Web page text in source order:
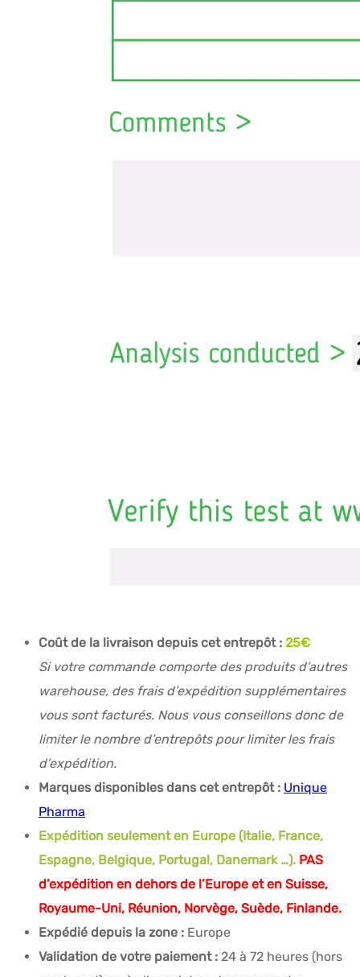
Coût de la livraison depuis cet entrepôt : 25€
Si votre commande comporte des produits d’autres
warehouse, des frais d’expédition supplémentaires
vous sont facturés. Nous vous conseillons donc de
limiter le nombre d’entrepôts pour limiter les frais
d’expédition.
Marques disponibles dans cet entrepôt : Unique
Pharma
Expédition seulement en Europe (Italie, France,
Espagne, Belgique, Portugal, Danemark …). PAS
d’expédition en dehors de l’Europe et en Suisse,
Royaume-Uni, Réunion, Norvège, Suède, Finlande.
Expédié depuis la zone : Europe
Validation de votre paiement : 24 à 72 heures (hors